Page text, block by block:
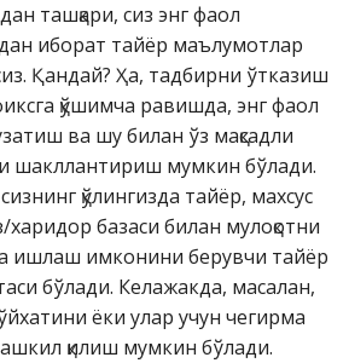
ташқари, сиз энг фаол
иборат тайёр маълумотлар
Қандай? Ҳа, тадбирни ўтказиш
қўшимча равишда, энг фаол
ва шу билан ўз мақсадли
шакллантириш мумкин бўлади.
қўлингизда тайёр, махсус
базаси билан мулоқотни
ишлаш имконини берувчи тайёр
бўлади. Келажакда, масалан,
ёки улар учун чегирма
қилиш мумкин бўлади.